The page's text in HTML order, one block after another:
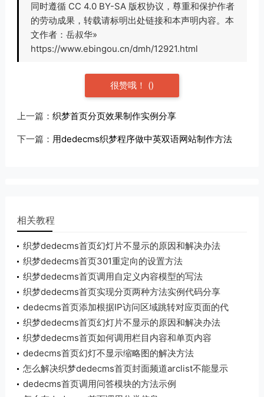
同时遵循 CC 4.0 BY-SA 版权协议，尊重和保护作者
的劳动成果，转载请标明出处链接和本声明内容。本
文作者：岳叔华»
https://www.ebingou.cn/dmh/12921.html
很赞哦！ ()
上一篇： 织梦首页分页效果制作实例分享
下一篇： 用dedecms织梦程序做中英双语网站制作方法
相关教程
织梦dedecms首页幻灯片不显示的原因和解决办法
织梦dedecms首页301重定向的设置方法
织梦dedecms首页调用自定义内容模型的写法
织梦dedecms首页实现分页两种方法实例代码分享
dedecms首页添加根据IP访问区域跳转对应页面的代
码实例
织梦dedecms首页幻灯片不显示的原因和解决办法
织梦dedecms首页如何调用栏目内容和单页内容
dedecms首页幻灯不显示缩略图的解决方法
怎么解决织梦dedecms首页封面频道arclist不能显示
副栏目内容
dedecms首页调用问答模块的方法示例